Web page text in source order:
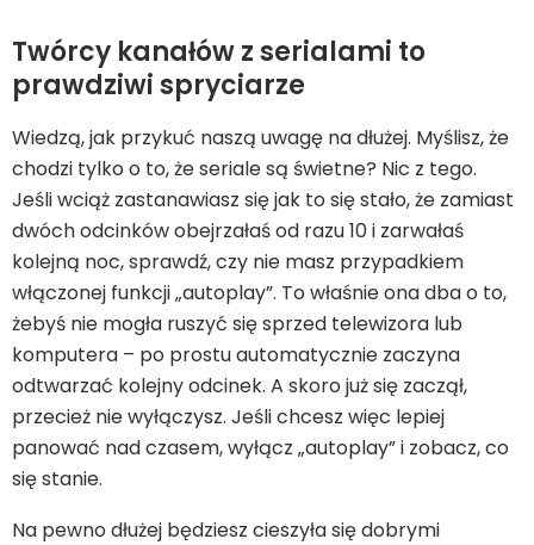
Twórcy kanałów z serialami to
prawdziwi spryciarze
Wiedzą, jak przykuć naszą uwagę na dłużej. Myślisz, że
chodzi tylko o to, że seriale są świetne? Nic z tego.
Jeśli wciąż zastanawiasz się jak to się stało, że zamiast
dwóch odcinków obejrzałaś od razu 10 i zarwałaś
kolejną noc, sprawdź, czy nie masz przypadkiem
włączonej funkcji „autoplay”. To właśnie ona dba o to,
żebyś nie mogła ruszyć się sprzed telewizora lub
komputera – po prostu automatycznie zaczyna
odtwarzać kolejny odcinek. A skoro już się zaczął,
przecież nie wyłączysz. Jeśli chcesz więc lepiej
panować nad czasem, wyłącz „autoplay” i zobacz, co
się stanie.
Na pewno dłużej będziesz cieszyła się dobrymi